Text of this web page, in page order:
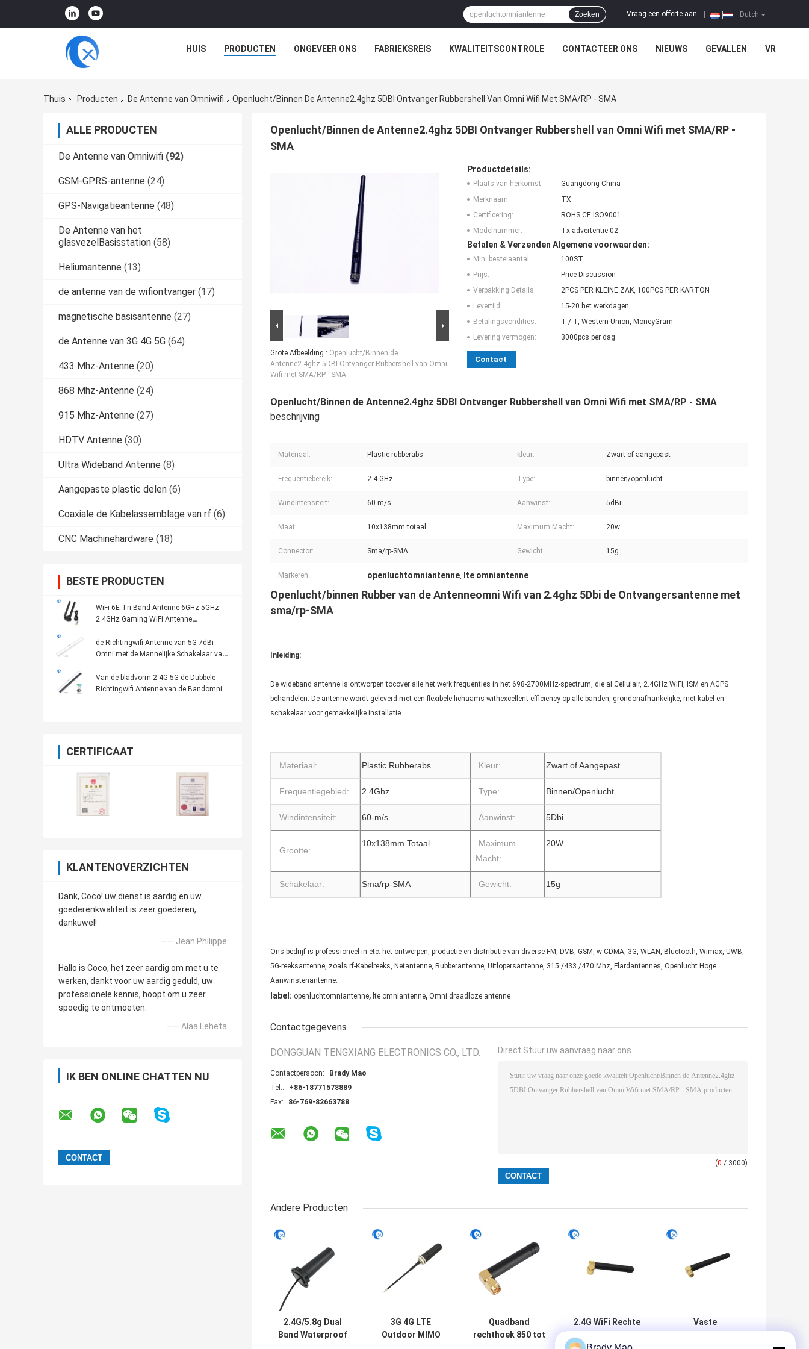
Dutch
Vraag een offerte aan
Zoeken
HUIS PRODUCTEN ONGEVEER ONS FABRIEKSREIS KWALITEITSCONTROLE CONTACTEER ONS NIEUWS GEVALLEN VR
Thuis Producten De Antenne van Omniwifi Openlucht/Binnen De Antenne2.4ghz 5DBI Ontvanger Rubbershell Van Omni Wifi Met SMA/RP - SMA
ALLE PRODUCTEN
De Antenne van Omniwifi (92)
GSM-GPRS-antenne (24)
GPS-Navigatieantenne (48)
De Antenne van het
glasvezelBasisstation (58)
Heliumantenne (13)
de antenne van de wifiontvanger (17)
magnetische basisantenne (27)
de Antenne van 3G 4G 5G (64)
433 Mhz-Antenne (20)
868 Mhz-Antenne (24)
915 Mhz-Antenne (27)
HDTV Antenne (30)
Ultra Wideband Antenne (8)
Aangepaste plastic delen (6)
Coaxiale de Kabelassemblage van rf (6)
CNC Machinehardware (18)
BESTE PRODUCTEN
WiFi 6E Tri Band Antenne 6GHz 5GHz
2.4GHz Gaming WiFi Antenne
de Richtingwifi Antenne van 5G 7dBi
Omni met de Mannelijke Schakelaar van
Van de bladvorm 2.4G 5G de Dubbele
Richtingwifi Antenne van de Bandomni
CERTIFICAAT
KLANTENOVERZICHTEN
Dank, Coco! uw dienst is aardig en uw
goederenkwaliteit is zeer goederen,
dankuwel!
—— Jean Philippe
Hallo is Coco, het zeer aardig om met u te
werken, dankt voor uw aardig geduld, uw
professionele kennis, hoopt om u zeer
spoedig te ontmoeten.
—— Alaa Leheta
IK BEN ONLINE CHATTEN NU
Openlucht/Binnen de Antenne2.4ghz 5DBI Ontvanger Rubbershell van Omni Wifi met SMA/RP -
SMA
Grote Afbeelding : Openlucht/Binnen de
Antenne2.4ghz 5DBI Ontvanger Rubbershell van Omni
Wifi met SMA/RP - SMA
Productdetails:
Plaats van herkomst:
Guangdong China
Merknaam:
TX
Certificering:
ROHS CE ISO9001
Modelnummer:
Tx-advertentie-02
Betalen & Verzenden Algemene voorwaarden:
Min. bestelaantal:
100ST
Prijs:
Price Discussion
Verpakking Details:
2PCS PER KLEINE ZAK, 100PCS PER KARTON
Levertijd:
15-20 het werkdagen
Betalingscondities:
T / T, Western Union, MoneyGram
Levering vermogen:
3000pcs per dag
Contact
Openlucht/Binnen de Antenne2.4ghz 5DBI Ontvanger Rubbershell van Omni Wifi met SMA/RP - SMA
beschrijving
Materiaal: Plastic rubberabs kleur: Zwart of aangepast
Frequentiebereik: 2.4 GHz Type: binnen/openlucht
Windintensiteit: 60 m/s Aanwinst: 5dBi
Maat: 10x138mm totaal Maximum Macht: 20w
Connector: Sma/rp-SMA Gewicht: 15g
Markeren: openluchtomniantenne, lte omniantenne
Openlucht/binnen Rubber van de Antenneomni Wifi van 2.4ghz 5Dbi de Ontvangersantenne met
sma/rp-SMA
Inleiding:
De wideband antenne is ontworpen tocover alle het werk frequenties in het 698-2700MHz-spectrum, die al Cellulair, 2.4GHz WiFi, ISM en AGPS
behandelen. De antenne wordt geleverd met een flexibele lichaams withexcellent efficiency op alle banden, grondonafhankelijke, met kabel en
schakelaar voor gemakkelijke installatie.
Materiaal: Plastic Rubberabs Kleur: Zwart of Aangepast
Frequentiegebied: 2.4Ghz Type: Binnen/Openlucht
Windintensiteit: 60-m/s Aanwinst: 5Dbi
Grootte:
10x138mm Totaal
Maximum
Macht:
20W
Schakelaar: Sma/rp-SMA Gewicht: 15g
Ons bedrijf is professioneel in etc. het ontwerpen, productie en distributie van diverse FM, DVB, GSM, w-CDMA, 3G, WLAN, Bluetooth, Wimax, UWB,
5G-reeksantenne, zoals rf-Kabelreeks, Netantenne, Rubberantenne, Uitlopersantenne, 315 /433 /470 Mhz, Flardantennes, Openlucht Hoge
Aanwinstenantenne.
label: openluchtomniantenne, lte omniantenne, Omni draadloze antenne
Contactgegevens
DONGGUAN TENGXIANG ELECTRONICS CO., LTD.
Contactpersoon:
Brady Mao
Tel.:
+86-18771578889
Fax:
86-769-82663788
Direct Stuur uw aanvraag naar ons
(0 / 3000)
Andere Producten
2.4G/5.8g Dual
Band Waterproof
3G 4G LTE
Outdoor MIMO
Quadband
rechthoek 850 tot
2.4G WiFi Rechte
Vaste